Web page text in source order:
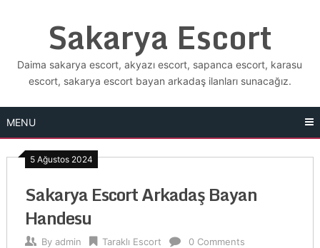
Sakarya Escort
Daima sakarya escort, akyazı escort, sapanca escort, karasu
escort, sakarya escort bayan arkadaş ilanları sunacağız.
MENU
5 Ağustos 2024
Sakarya Escort Arkadaş Bayan
Handesu
By admin Taraklı Escort 0 Comments